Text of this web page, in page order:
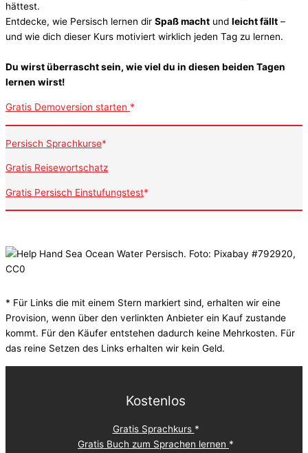
hättest.
Entdecke, wie Persisch lernen dir Spaß macht und leicht fällt –
und wie dich dieser Kurs motiviert wirklich jeden Tag zu lernen.
Du wirst überrascht sein, wie viel du in diesen beiden Tagen
lernen wirst!
Gratis Demoversion starten
Persisch Sprachkurse
Gratis Reisewortschatz
Gratis Persisch Einstufungstest
* Für Links die mit einem Stern markiert sind, erhalten wir eine
Provision, wenn über den verlinkten Anbieter ein Kauf zustande
kommt. Für den Käufer entstehen dadurch keine Mehrkosten. Für
das reine Setzen des Links erhalten wir kein Geld.
Kostenlos
Gratis Sprachkurs
Gratis Buch zum Sprachen lernen